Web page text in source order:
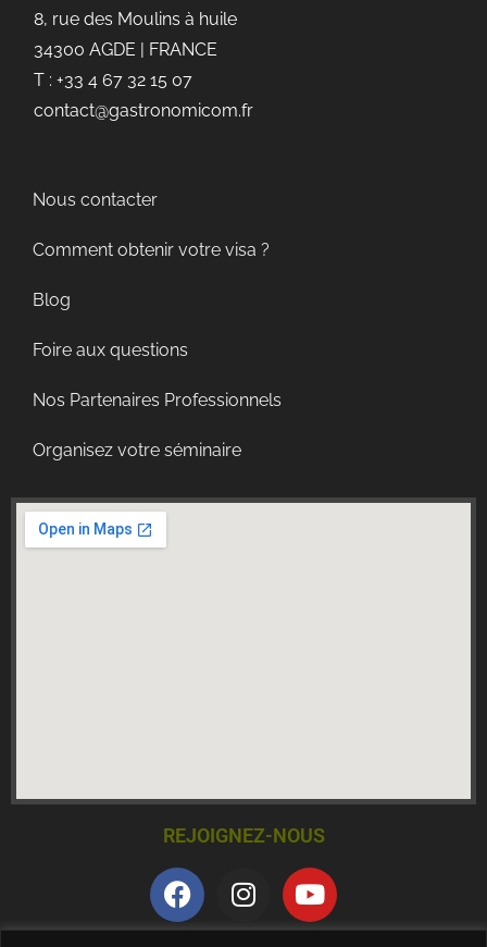
8, rue des Moulins à huile
34300 AGDE | FRANCE
T : +33 4 67 32 15 07
contact@gastronomicom.fr
Nous contacter
Comment obtenir votre visa ?
Blog
Foire aux questions
Nos Partenaires Professionnels
Organisez votre séminaire
REJOIGNEZ-NOUS